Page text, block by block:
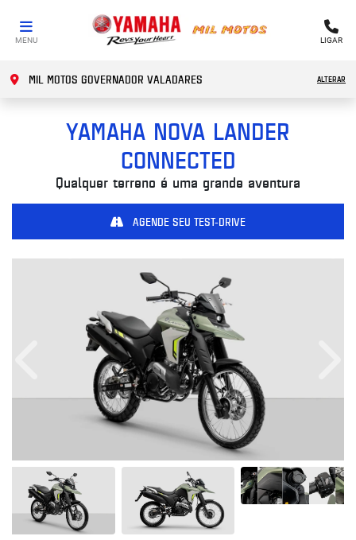
MENU LIGAR
MIL MOTOS GOVERNADOR VALADARES ALTERAR
YAMAHA NOVA LANDER
CONNECTED
Qualquer terreno é uma grande aventura
AGENDE SEU TEST-DRIVE